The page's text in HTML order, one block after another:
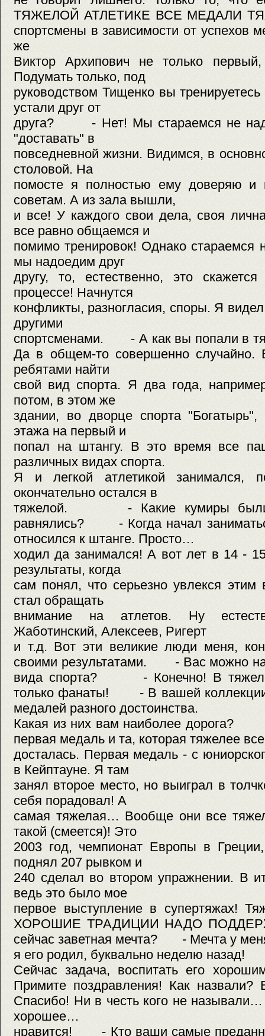
ТЯЖЕЛОЙ АТЛЕТИКЕ ВСЕ МЕДАЛИ
спортсмены в зависимости от успехов
же
Виктор Архипович не только
Подумать только, под
руководством Тищенко вы
устали друг от
друга? - Нет! Мы стараемся не
"доставать" в
повседневной жизни. Видимся, в
столовой. На
помосте я полностью ему доверяю и
советам. А из зала вышли,
и все! У каждого свои дела, своя
все равно общаемся и
помимо тренировок! Однако стараемся
мы надоедим друг
другу, то, естественно, это
процессе! Начнутся
конфликты, разногласия, споры. Я видел
другими
спортсменами. - А как вы попали в
Да в общем-то совершенно случайно.
ребятами найти
свой вид спорта. Я два года,
потом, в этом же
здании, во дворце спорта "Богатырь",
этажа на первый и
попал на штангу. В это время все
различных видах спорта.
Я и легкой атлетикой занимался,
окончательно остался в
тяжелой. - Какие кумиры были
равнялись? - Когда начал
относился к штанге. Просто…
ходил да занимался! А вот лет в 14 -
результаты, когда
сам понял, что серьезно увлекся этим
стал обращать
внимание на атлетов. Ну
Жаботинский, Алексеев, Ригерт
и т.д. Вот эти великие люди меня,
своими результатами. - Вас можно
вида спорта? - Конечно! В
только фанаты! - В вашей коллекции
медалей разного достоинства.
Какая из них вам наиболее дорога?
первая медаль и та, которая тяжелее
досталась. Первая медаль - с
в Кейптауне. Я там
занял второе место, но выиграл в
себя порадовал! А
самая тяжелая… Вообще они все
такой (смеется)! Это
2003 год, чемпионат Европы в
поднял 207 рывком и
240 сделал во втором упражнении. В
ведь это было мое
первое выступление в супертяжах!
ХОРОШИЕ ТРАДИЦИИ НАДО
сейчас заветная мечта? - Мечта у
я его родил, буквально неделю назад!
Сейчас задача, воспитать его
Примите поздравления! Как
Спасибо! Ни в честь кого не
хорошее…
нравится! - Кто ваши самые